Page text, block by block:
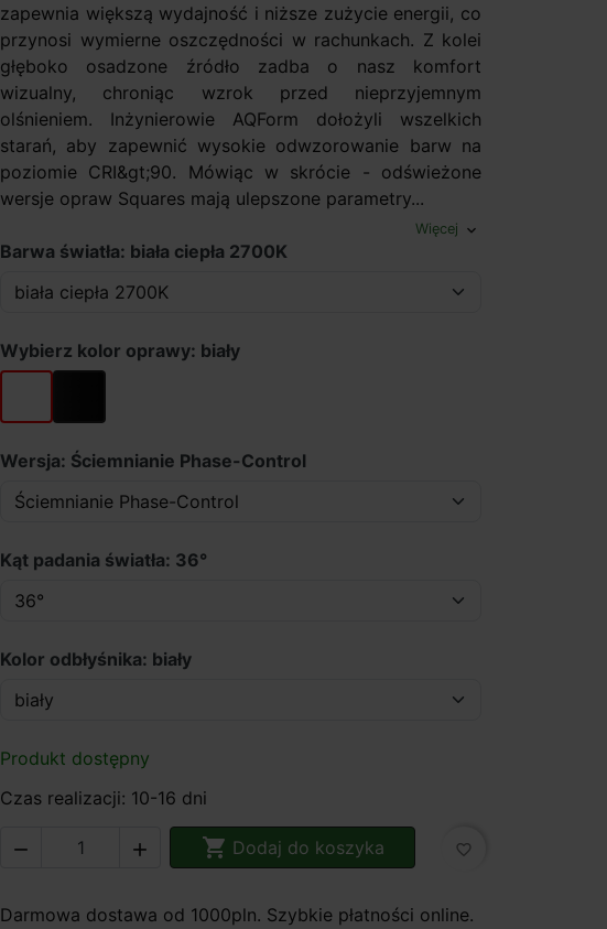
zapewnia większą wydajność i niższe zużycie energii, co
przynosi wymierne oszczędności w rachunkach. Z kolei
głęboko osadzone źródło zadba o nasz komfort
wizualny, chroniąc wzrok przed nieprzyjemnym
olśnieniem. Inżynierowie AQForm dołożyli wszelkich
starań, aby zapewnić wysokie odwzorowanie barw na
poziomie CRI&gt;90. Mówiąc w skrócie - odświeżone
wersje opraw Squares mają ulepszone parametry...
Więcej expand_more
Barwa światła: biała ciepła 2700K
Wybierz kolor oprawy: biały
biały czarny
Wersja: Ściemnianie Phase-Control
Kąt padania światła: 36°
Kolor odbłyśnika: biały
Produkt dostępny
Czas realizacji: 10-16 dni
   Dodaj do koszyka favorite_border
Darmowa dostawa od 1000pln. Szybkie płatności online.